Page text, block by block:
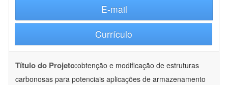
E-mail
Currículo
Título do Projeto:obtenção e modificação de estruturas
carbonosas para potenciais aplicações de armazenamento